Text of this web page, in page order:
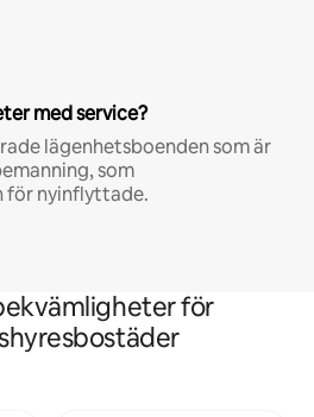
med service?
lägenhetsboenden som är
som
för nyinflyttade.
för